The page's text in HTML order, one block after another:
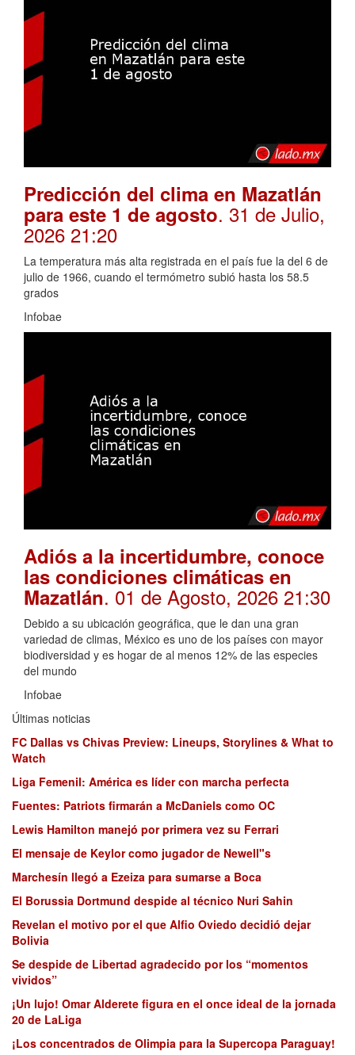
Predicción del clima en Mazatlán
para este 1 de agosto. 31 de Julio,
2026 21:20
La temperatura más alta registrada en el país fue la del 6 de
julio de 1966, cuando el termómetro subió hasta los 58.5
grados
Infobae
Adiós a la incertidumbre, conoce
las condiciones climáticas en
Mazatlán. 01 de Agosto, 2026 21:30
Debido a su ubicación geográfica, que le dan una gran
variedad de climas, México es uno de los países con mayor
biodiversidad y es hogar de al menos 12% de las especies
del mundo
Infobae
Últimas noticias
FC Dallas vs Chivas Preview: Lineups, Storylines & What to
Watch
Liga Femenil: América es líder con marcha perfecta
Fuentes: Patriots firmarán a McDaniels como OC
Lewis Hamilton manejó por primera vez su Ferrari
El mensaje de Keylor como jugador de Newell"s
Marchesín llegó a Ezeiza para sumarse a Boca
El Borussia Dortmund despide al técnico Nuri Sahin
Revelan el motivo por el que Alfio Oviedo decidió dejar
Bolivia
Se despide de Libertad agradecido por los “momentos
vividos”
¡Un lujo! Omar Alderete figura en el once ideal de la jornada
20 de LaLiga
¡Los concentrados de Olimpia para la Supercopa Paraguay!